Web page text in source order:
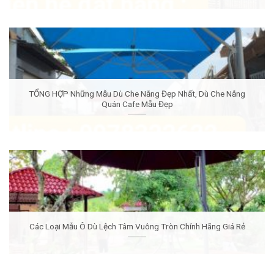
TỔNG HỢP Những Mẫu Dù Che Nắng Đẹp Nhất, Dù Che Nắng
Quán Cafe Mẫu Đẹp
Các Loại Mẫu Ô Dù Lệch Tâm Vuông Tròn Chính Hãng Giá Rẻ